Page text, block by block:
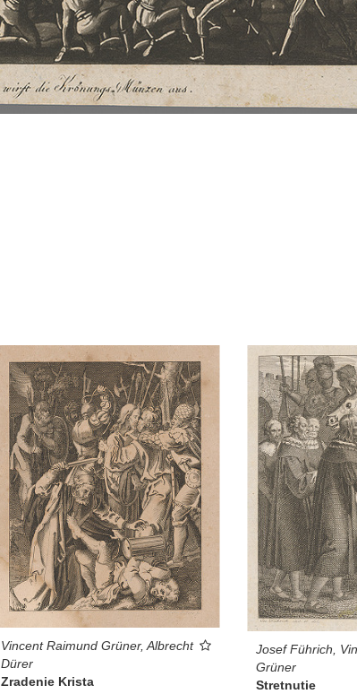
Vincent Raimund Grüner, Albrecht
Dürer
Zradenie Krista
Josef Führich,
Grüner
Stretnutie